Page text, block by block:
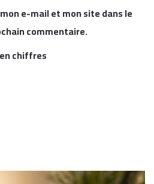
e-mail et mon site dans le
commentaire.
chiffres